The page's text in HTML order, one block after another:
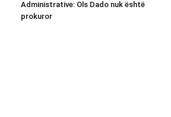
Administrative: Ols Dado nuk është
prokuror